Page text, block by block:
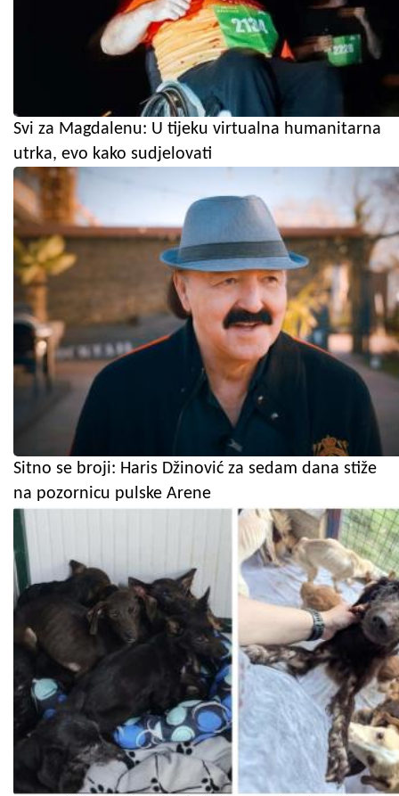
Svi za Magdalenu: U tijeku virtualna humanitarna
utrka, evo kako sudjelovati
Sitno se broji: Haris Džinović za sedam dana stiže
na pozornicu pulske Arene